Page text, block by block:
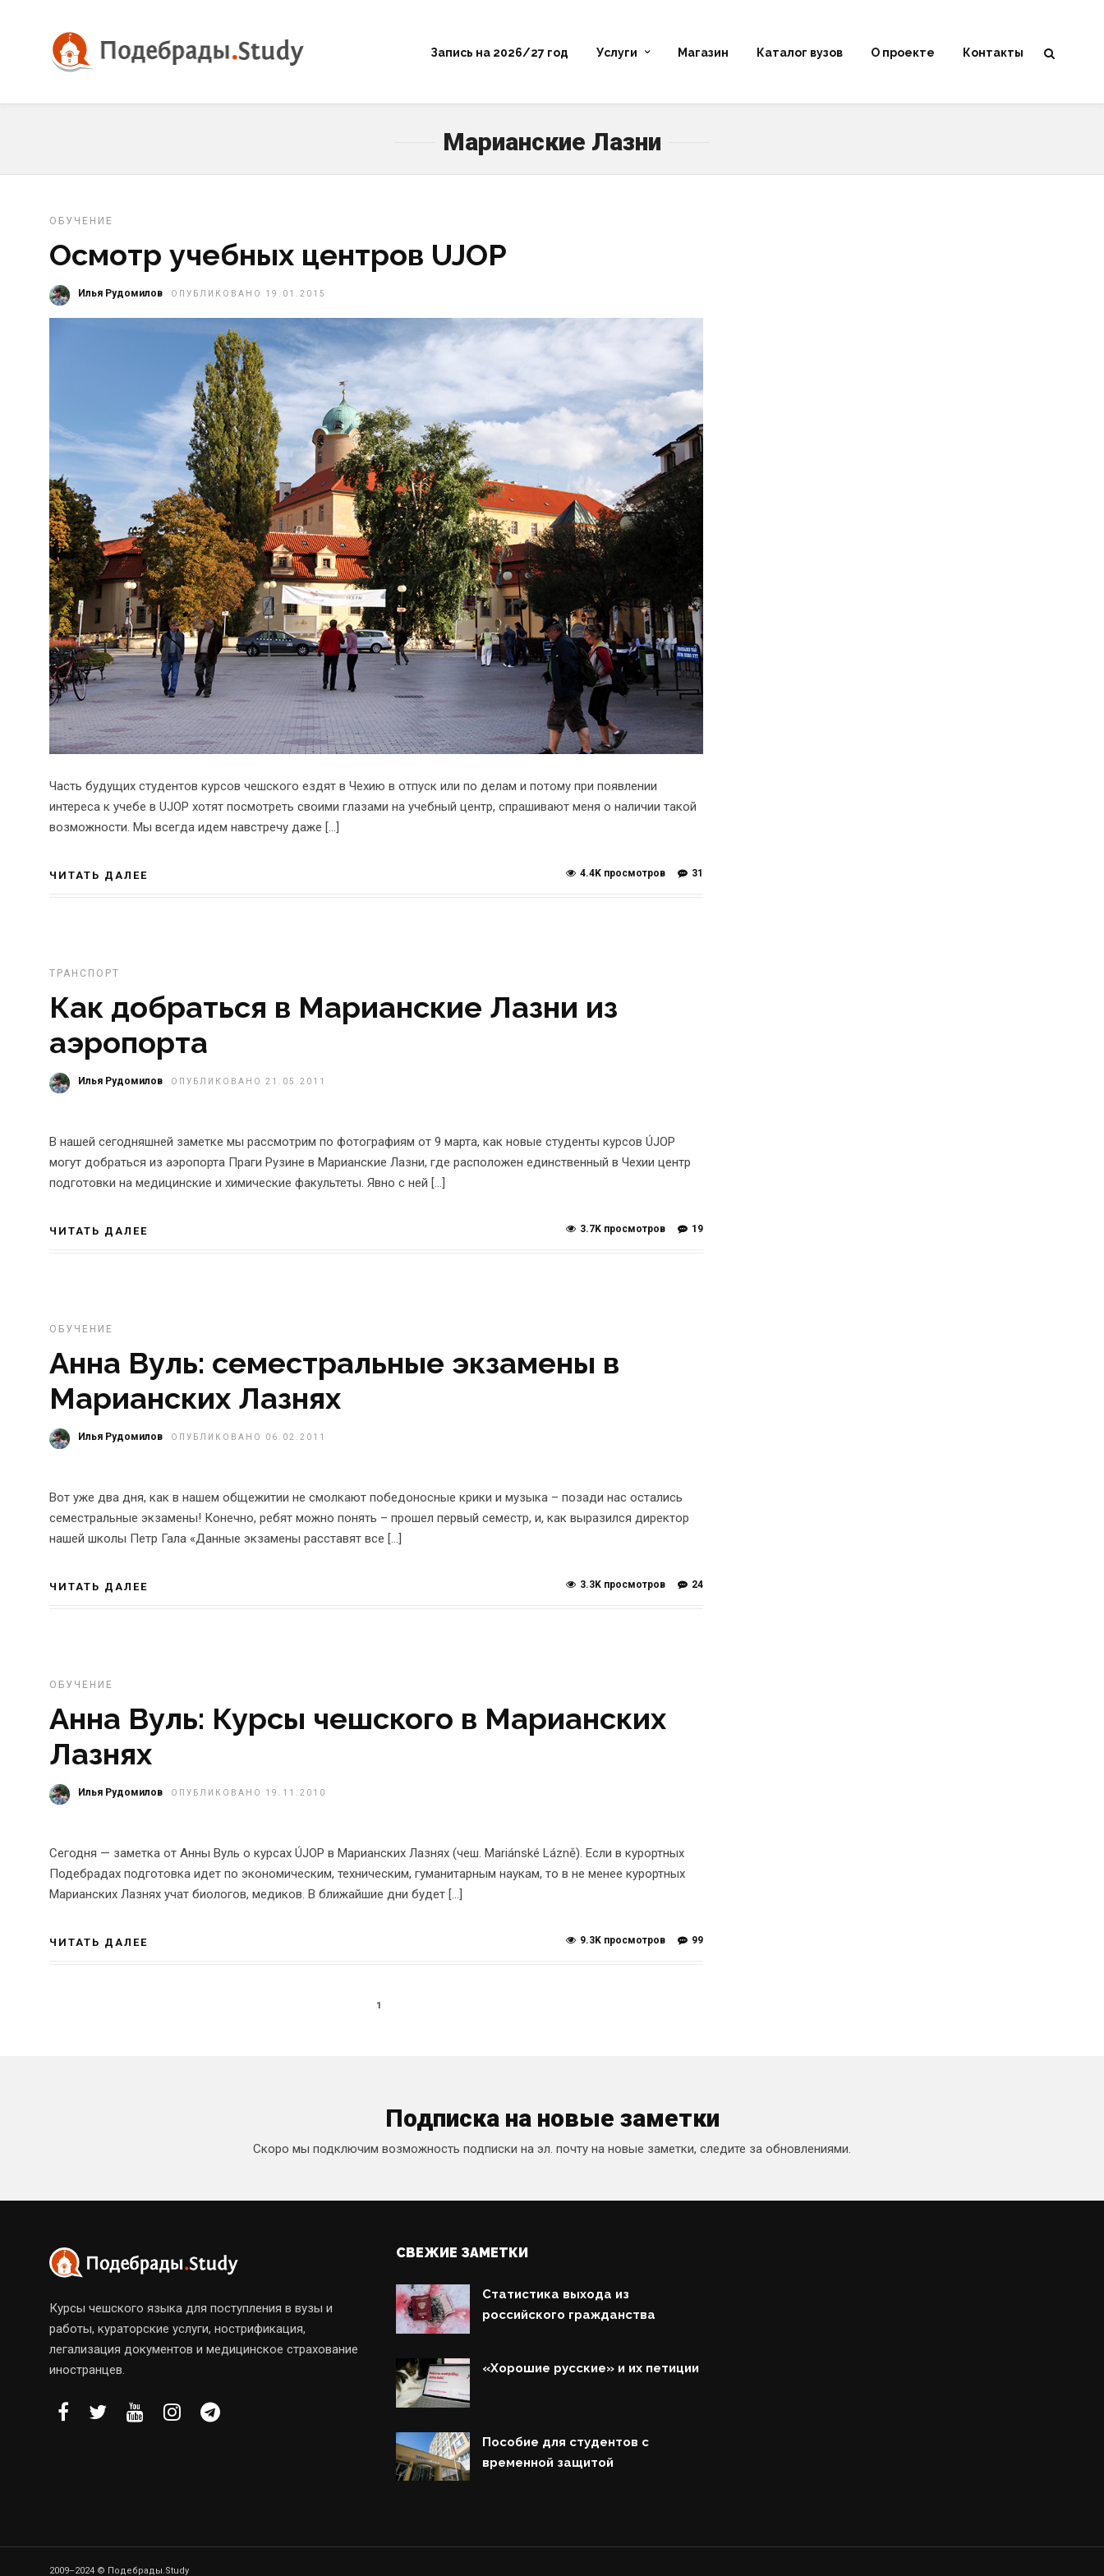
Запись на 2026/27 год Услуги Магазин Каталог вузов О проекте Контакты
Марианские Лазни
ОБУЧЕНИЕ
Осмотр учебных центров UJOP
Илья Рудомилов ОПУБЛИКОВАНО 19.01.2015
Часть будущих студентов курсов чешского ездят в Чехию в отпуск или по делам и потому при появлении
интереса к учебе в UJOP хотят посмотреть своими глазами на учебный центр, спрашивают меня о наличии такой
возможности. Мы всегда идем навстречу даже […]
ЧИТАТЬ ДАЛЕЕ 31
4.4K просмотров
ТРАНСПОРТ
Как добраться в Марианские Лазни из
аэропорта
Илья Рудомилов ОПУБЛИКОВАНО 21.05.2011
В нашей сегодняшней заметке мы рассмотрим по фотографиям от 9 марта, как новые студенты курсов ÚJOP
могут добраться из аэропорта Праги Рузине в Марианские Лазни, где расположен единственный в Чехии центр
подготовки на медицинские и химические факультеты. Явно с ней […]
ЧИТАТЬ ДАЛЕЕ 19
3.7K просмотров
ОБУЧЕНИЕ
Анна Вуль: семестральные экзамены в
Марианских Лазнях
Илья Рудомилов ОПУБЛИКОВАНО 06.02.2011
Вот уже два дня, как в нашем общежитии не смолкают победоносные крики и музыка – позади нас остались
семестральные экзамены! Конечно, ребят можно понять – прошел первый семестр, и, как выразился директор
нашей школы Петр Гала «Данные экзамены расставят все […]
ЧИТАТЬ ДАЛЕЕ 24
3.3K просмотров
ОБУЧЕНИЕ
Анна Вуль: Курсы чешского в Марианских
Лазнях
Илья Рудомилов ОПУБЛИКОВАНО 19.11.2010
Сегодня — заметка от Анны Вуль о курсах ÚJOP в Марианских Лазнях (чеш. Mariánské Lázně). Если в курортных
Подебрадах подготовка идет по экономическим, техническим, гуманитарным наукам, то в не менее курортных
Марианских Лазнях учат биологов, медиков. В ближайшие дни будет […]
ЧИТАТЬ ДАЛЕЕ 99
9.3K просмотров
1
Подписка на новые заметки
Скоро мы подключим возможность подписки на эл. почту на новые заметки, следите за обновлениями.
Курсы чешского языка для поступления в вузы и
работы, кураторские услуги, нострификация,
легализация документов и медицинское страхование
иностранцев.
СВЕЖИЕ ЗАМЕТКИ
Статистика выхода из
российского гражданства
«Хорошие русские» и их петиции
Пособие для студентов с
временной защитой
2009–2024 © Подебрады.Study